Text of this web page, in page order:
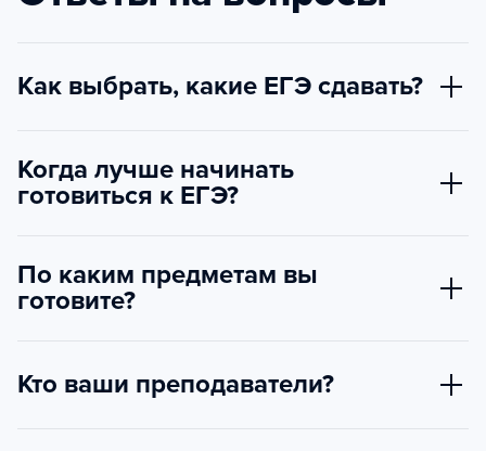
Как выбрать, какие ЕГЭ сдавать?
Когда лучше начинать
готовиться к ЕГЭ?
По каким предметам вы
готовите?
Кто ваши преподаватели?